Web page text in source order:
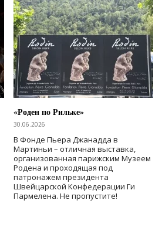
«Роден по Рильке»
30.06.2026
В Фонде Пьера Джанадда в
Мартиньи – отличная выставка,
организованная парижским Музеем
Родена и проходящая под
патронажем президента
Швейцарской Конфедерации Ги
Пармелена. Не пропустите!